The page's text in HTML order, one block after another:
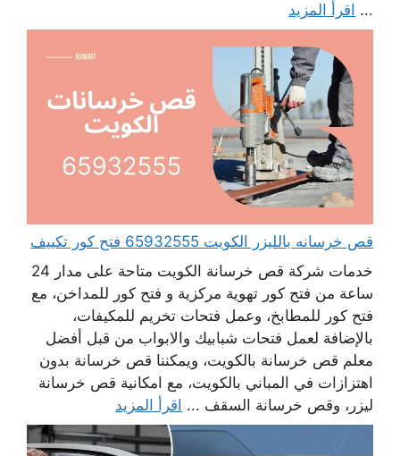
... اقرأ المزيد
قص خرسانه بالليزر الكويت 65932555 فتح كور تكييف
خدمات شركة قص خرسانة الكويت متاحة على مدار 24
ساعة من فتح كور تهوية مركزية و فتح كور للمداخن، مع
فتح كور للمطابخ، وعمل فتحات تخريم للمكيفات،
بالإضافة لعمل فتحات شبابيك والابواب من قبل أفضل
معلم قص خرسانة بالكويت، ويمكننا قص خرسانة بدون
اهتزازات في المباني بالكويت، مع امكانية قص خرسانة
ليزر، وقص خرسانة السقف ... اقرأ المزيد